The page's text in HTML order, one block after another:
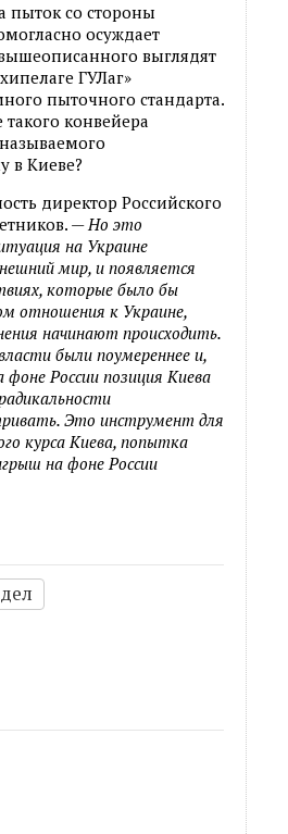
пыток со стороны
осуждает
выглядят
ГУЛаг»
пыточного стандарта.
конвейера
в Киеве?
директор Российского
—Но это
на Украине
мир, и появляется
которые было бы
отношения к Украине,
начинают происходить.
были поумереннее и,
России позиция Киева
Это инструмент для
курса Киева, попытка
на фоне России